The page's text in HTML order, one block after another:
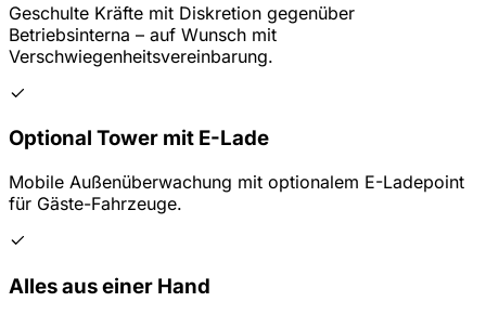
Geschulte Kräfte mit Diskretion gegenüber
Betriebsinterna – auf Wunsch mit
Verschwiegenheitsvereinbarung.
Optional Tower mit E-Lade
Mobile Außenüberwachung mit optionalem E-Ladepoint
für Gäste-Fahrzeuge.
Alles aus einer Hand